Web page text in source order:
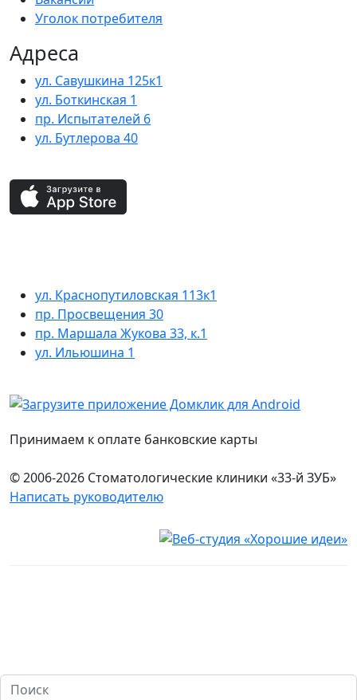
Уголок потребителя
Адреса
ул. Савушкина 125к1
ул. Боткинская 1
пр. Испытателей 6
ул. Бутлерова 40
ул. Краснопутиловская 113к1
пр. Просвещения 30
пр. Маршала Жукова 33, к.1
ул. Ильюшина 1
Принимаем к оплате банковские карты
© 2006-2026 Стоматологические клиники «33-й ЗУБ»
Написать руководителю